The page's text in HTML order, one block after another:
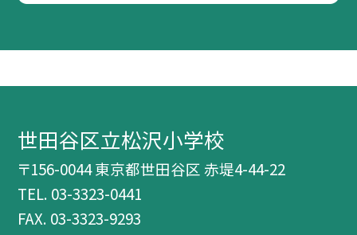
世田谷区立松沢小学校
〒156-0044 東京都世田谷区 赤堤4-44-22
TEL. 03-3323-0441
FAX. 03-3323-9293